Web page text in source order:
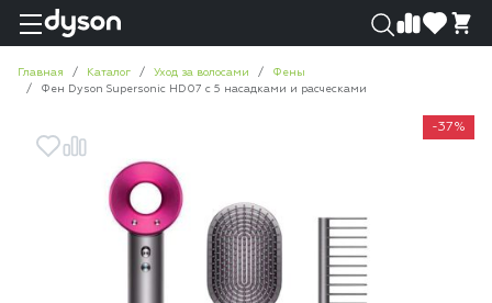
Главная Каталог Уход за волосами
Фены
Фен Dyson Supersonic HD07 с 5 насадками и расческами
-37%